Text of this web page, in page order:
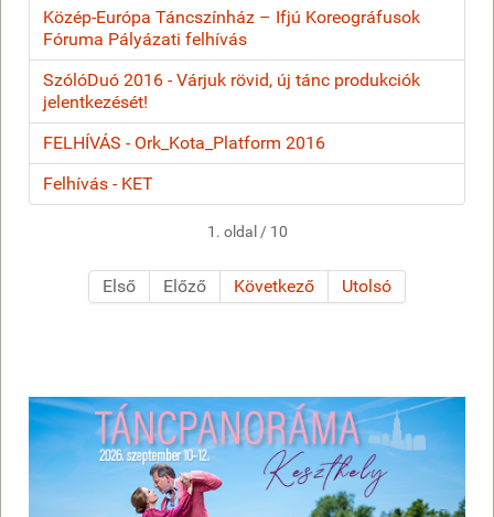
Közép-Európa Táncszínház – Ifjú Koreográfusok
Fóruma Pályázati felhívás
SzólóDuó 2016 - Várjuk rövid, új tánc produkciók
jelentkezését!
FELHÍVÁS - Ork_Kota_Platform 2016
Felhívás - KET
1. oldal / 10
Első Előző Következő Utolsó